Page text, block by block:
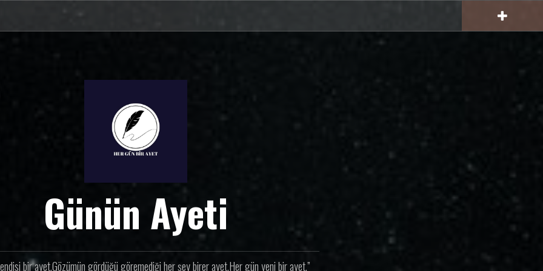
Günün Ayeti
bir ayet.Gözümün gördüğü göremediği her şey birer ayet.Her gün yeni bir ayet.”